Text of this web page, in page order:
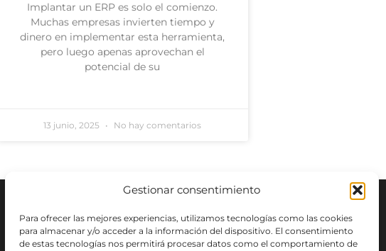
Gestionar consentimiento
Para ofrecer las mejores experiencias, utilizamos tecnologías como las cookies
para almacenar y/o acceder a la información del dispositivo. El consentimiento
de estas tecnologías nos permitirá procesar datos como el comportamiento de
Implantar un ERP es solo el comienzo.
Muchas empresas invierten tiempo y
dinero en implementar esta herramienta,
pero luego apenas aprovechan el
potencial de su
13 junio, 2025 No hay comentarios